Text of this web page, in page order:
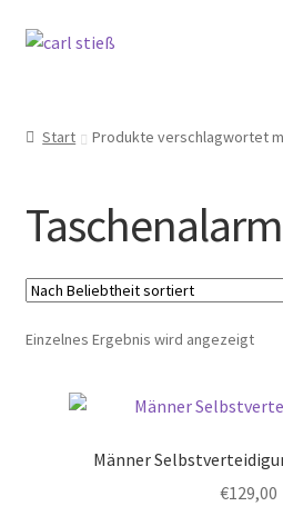
Zur
Zum
Backen
Selbstschutz
Unser Schleifdienst
Marken
Angebote
Start Produkte verschlagwortet
Taschenalarm
Einzelnes Ergebnis wird angezeigt
Männer
€129,00